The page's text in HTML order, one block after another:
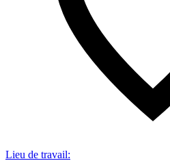
Lieu de travail: